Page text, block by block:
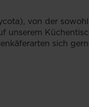
von der
unserem
sich